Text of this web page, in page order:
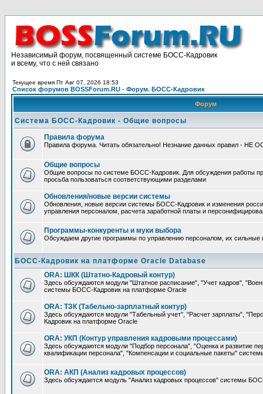
Независимый форум, посвященный системе БОСС-Кадровик
и всему, что с ней связано
Текущее время Пт Авг 07, 2026 18:53
Список форумов BOSSForum.RU - Форум. БОСС-Кадровик
Форум
Система БОСС-Кадровик - Общие вопросы
Правила форума
Правила форума. Читать обязательно! Незнание данных правил - НЕ
Общие вопросы
Общие вопросы по системе БОСС-Кадровик. Для обсуждения работы
просьба пользоваться соответствующими разделами
Обновления/новые версии системы
Обновления, новые версии системы БОСС-Кадровик и изменения
управления персоналом, расчета заработной платы и
Программы-конкуренты и муки выбора
Обсуждаем другие программы по управлению персоналом, их сильные
БОСС-Кадровик на платформе Oracle Database
ORA: ШКК (Штатно-Кадровый контур)
Здесь обсуждаются модули "Штатное расписание", "Учет кадров",
системы БОСС-Кадровик на платформе Oracle
ORA: ТЗК (Табельно-зарплатный контур)
Здесь обсуждаются модули "Табельный учет", "Расчет зарплаты",
Кадровик на платформе Oracle
ORA: УКП (Контур управления кадровыми процессами)
Здесь обсуждаются модули "Подбор персонала", "Оценка и развитие
квалификации персонала", "Компенсации и социальные пакеты"
ORA: АКП (Анализ кадровых процессов)
Здесь обсуждается модуль "Анализ кадровых процессов" системы